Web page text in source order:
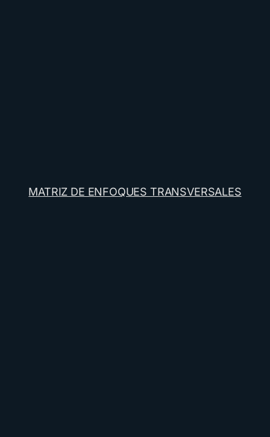
MATRIZ DE ENFOQUES TRANSVERSALES